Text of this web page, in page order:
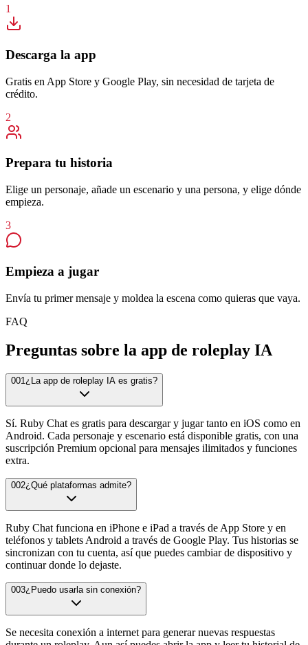
1
Descarga la app
Gratis en App Store y Google Play, sin necesidad de tarjeta de
crédito.
2
Prepara tu historia
Elige un personaje, añade un escenario y una persona, y elige dónde
empieza.
3
Empieza a jugar
Envía tu primer mensaje y moldea la escena como quieras que vaya.
FAQ
Preguntas sobre la app de roleplay IA
001¿La app de roleplay IA es gratis?
Sí. Ruby Chat es gratis para descargar y jugar tanto en iOS como en
Android. Cada personaje y escenario está disponible gratis, con una
suscripción Premium opcional para mensajes ilimitados y funciones
extra.
002¿Qué plataformas admite?
Ruby Chat funciona en iPhone e iPad a través de App Store y en
teléfonos y tablets Android a través de Google Play. Tus historias se
sincronizan con tu cuenta, así que puedes cambiar de dispositivo y
continuar donde lo dejaste.
003¿Puedo usarla sin conexión?
Se necesita conexión a internet para generar nuevas respuestas